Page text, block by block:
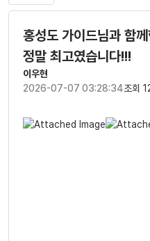
홍성도 가이드님과 함
정말 최고였습니다!!!
이우현
2026-07-07 03:28:34조회